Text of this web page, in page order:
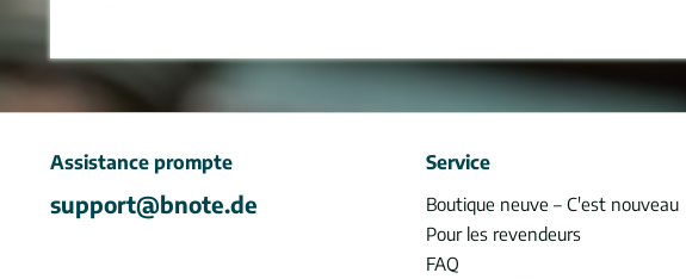
Assistance prompte
support@bnote.de
Service
Boutique neuve – C'est nouveau
Pour les revendeurs
FAQ